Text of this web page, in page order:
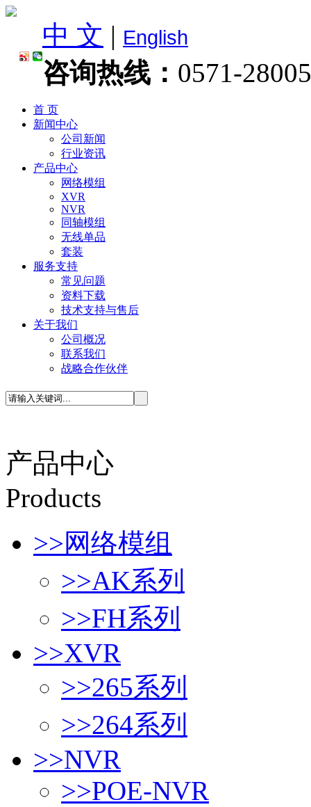
中 文 | English
咨询热线： 0571-
首 页
新闻中心
公司新闻
行业资讯
产品中心
网络模组
XVR
NVR
同轴模组
无线单品
套装
服务支持
常见问题
资料下载
技术支持与售后
关于我们
公司概况
联系我们
战略合作伙伴
产品中心
Products
>>网络模组
>>AK系列
>>FH系列
>>XVR
>>265系列
>>264系列
>>NVR
>>POE-NVR